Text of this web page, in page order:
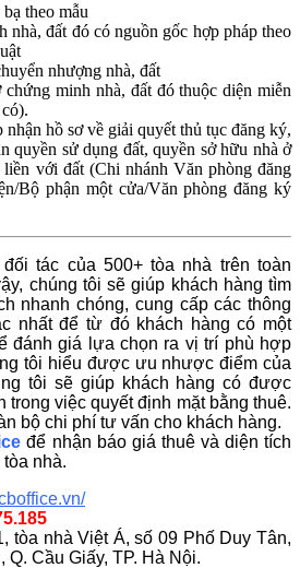
theo mẫu
nhà, đất đó có nguồn gốc hợp pháp theo
nhượng nhà, đất
chứng minh nhà, đất đó thuộc diện miễn
nhận hồ sơ về giải quyết thủ tục đăng ký,
quyền sử dụng đất, quyền sở hữu nhà ở
liền với đất (Chi nhánh Văn phòng đăng
Bộ phận một cửa/Văn phòng đăng ký
tác của 500+ tòa nhà trên toàn
chúng tôi sẽ giúp khách hàng tìm
nhanh chóng, cung cấp các thông
nhất để từ đó khách hàng có một
đánh giá lựa chọn ra vị trí phù hợp
tôi hiểu được ưu nhược điểm của
tôi sẽ giúp khách hàng có được
trong việc quyết định mặt bằng thuê.
bộ chi phí tư vấn cho khách hàng.
để nhận báo giá thuê và diện tích
nhà.
tòa nhà Việt Á, số 09 Phố Duy Tân,
Q. Cầu Giấy, TP. Hà Nội.